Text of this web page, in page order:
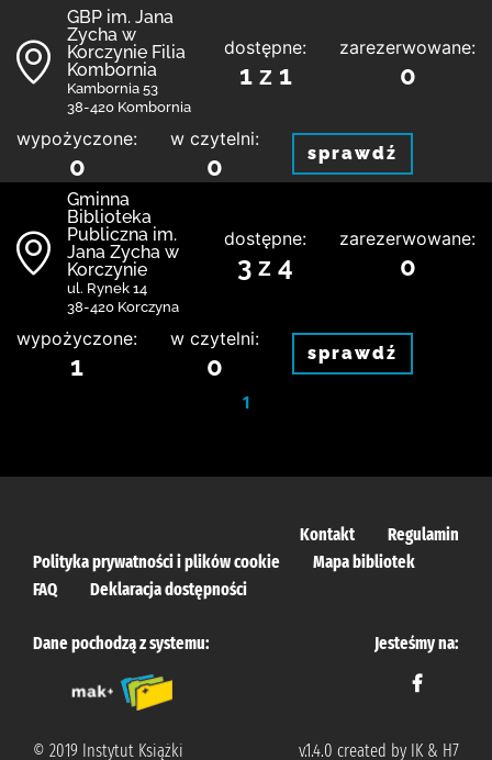
GBP im. Jana
Zycha w
Korczynie Filia
Kombornia
Kambornia 53
38-420 Kombornia
dostępne:
1 z 1
zarezerwowane:
0
wypożyczone:
0
w czytelni:
0 sprawdź
Gminna
Biblioteka
Publiczna im.
Jana Zycha w
Korczynie
ul. Rynek 14
38-420 Korczyna
dostępne:
3 z 4
zarezerwowane:
0
wypożyczone:
1
w czytelni:
0 sprawdź
1
Kontakt
Regulamin
Polityka prywatności i plików cookie
Mapa bibliotek
FAQ
Deklaracja dostępności
Dane pochodzą z systemu: Jesteśmy na:
© 2019 Instytut Książki v.1.4.0 created by IK & H7